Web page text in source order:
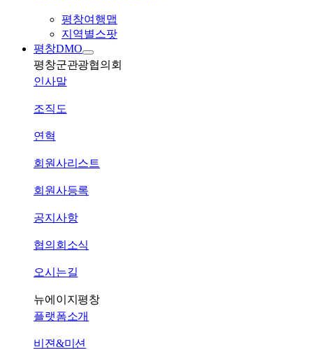
평창여행맵
지역별스팟
평창DMO
평창군관광협의회
인사말
조직도
연혁
회원사리스트
회원사등록
공지사항
협의회소식
오시는길
뉴에이지평창
플랫폼소개
비젼&미션